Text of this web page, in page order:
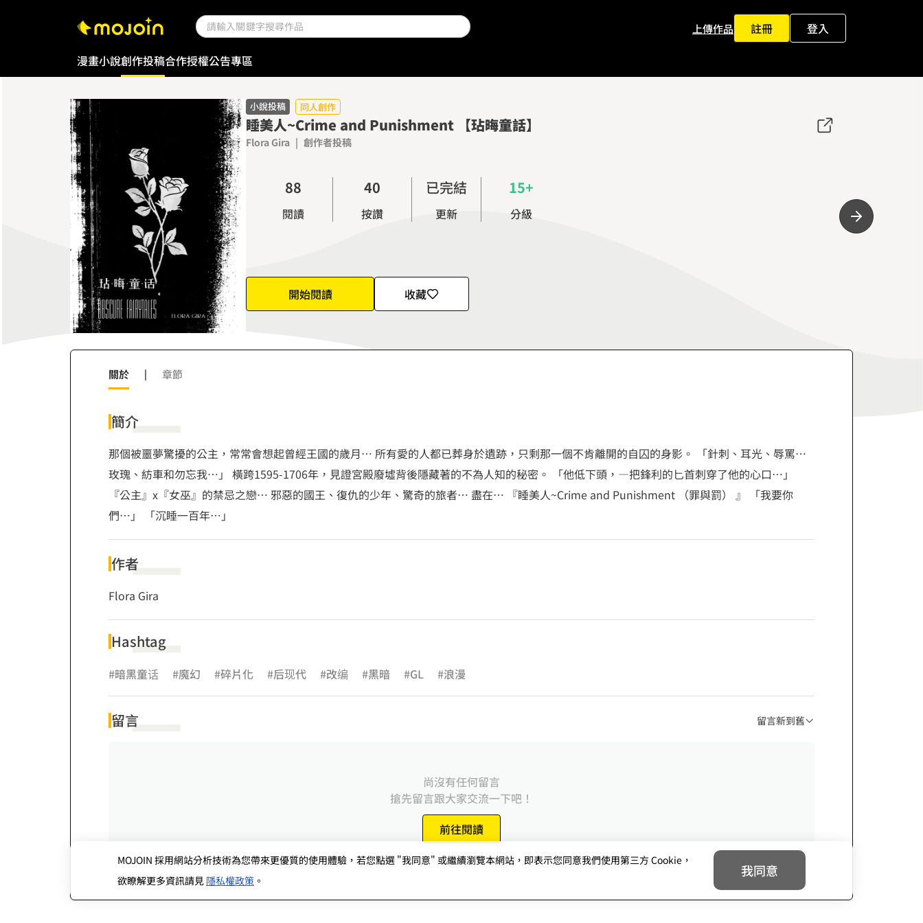
上傳作品 註冊
登入
漫畫小說創作投稿合作授權公告專區
小說投稿 同人創作
睡美人~Crime and Punishment 【玷晦童話】
Flora Gira | 創作者投稿
0
1
4
5
6
8
9
0
1
4
5
6
8
9
閱讀
1
4
5
0
1
6
8
按讚
已完結
更新
15+
分級
開始閱讀 收藏
關於 | 章節
簡介
那個被噩夢驚擾的公主，常常會想起曾經王國的歲月… 所有愛的人都已葬身於遺跡，只剩那一個不肯離開的自囚的身影。 「針刺、耳光、辱罵…
玫瑰、紡車和勿忘我…」 橫跨1595-1706年，見證宮殿廢墟背後隱藏著的不為人知的秘密。 「他低下頭，—把鋒利的匕首刺穿了他的心口…」
『公主』x『女巫』的禁忌之戀… 邪惡的國王、復仇的少年、驚奇的旅者… 盡在… 『睡美人~Crime and Punishment （罪與罰） 』 「我要你
們…」 「沉睡一百年…」
作者
Flora Gira
Hashtag
#暗黑童话 #魔幻 #碎片化 #后现代 #改编 #黑暗 #GL #浪漫
留言 留言新到舊
尚沒有任何留言
搶先留言跟大家交流一下吧！
前往閱讀
MOJOIN 採用網站分析技術為您帶來更優質的使用體驗，若您點選 "我同意" 或繼續瀏覽本網站，即表示您同意我們使用第三方 Cookie，
欲瞭解更多資訊請見 隱私權政策 。
我同意